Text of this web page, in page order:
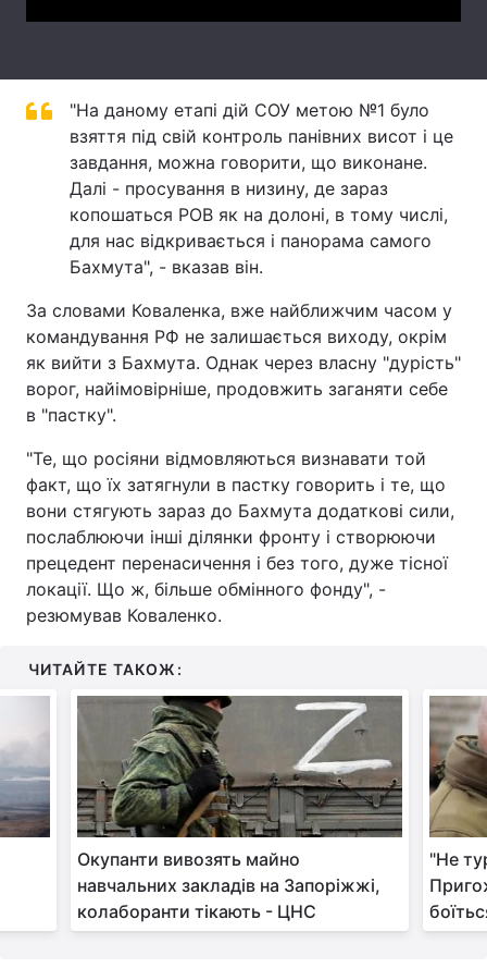
Тема оформлення
"На даному етапі дій СОУ метою №1 було
взяття під свій контроль панівних висот і це
завдання, можна говорити, що виконане.
Далі - просування в низину, де зараз
копошаться РОВ як на долоні, в тому числі,
для нас відкривається і панорама самого
Бахмута", - вказав він.
За словами Коваленка, вже найближчим часом у
командування РФ не залишається виходу, окрім
як вийти з Бахмута. Однак через власну "дурість"
ворог, найімовірніше, продовжить заганяти себе
в "пастку".
"Те, що росіяни відмовляються визнавати той
факт, що їх затягнули в пастку говорить і те, що
вони стягують зараз до Бахмута додаткові сили,
послаблюючи інші ділянки фронту і створюючи
прецедент перенасичення і без того, дуже тісної
локації. Що ж, більше обмінного фонду", -
резюмував Коваленко.
ЧИТАЙТЕ ТАКОЖ:
Окупанти вивозять майно
навчальних закладів на Запоріжжі,
колаборанти тікають - ЦНС
"Не